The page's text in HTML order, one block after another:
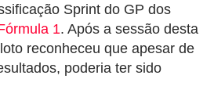
Sprint do GP dos
1. Após a sessão desta
reconheceu que apesar de
poderia ter sido